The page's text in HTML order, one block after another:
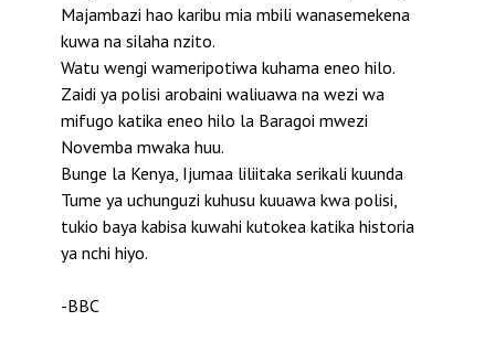
Majambazi hao karibu mia mbili wanasemekena
kuwa na silaha nzito.
Watu wengi wameripotiwa kuhama eneo hilo.
Zaidi ya polisi arobaini waliuawa na wezi wa
mifugo katika eneo hilo la Baragoi mwezi
Novemba mwaka huu.
Bunge la Kenya, Ijumaa liliitaka serikali kuunda
Tume ya uchunguzi kuhusu kuuawa kwa polisi,
tukio baya kabisa kuwahi kutokea katika historia
ya nchi hiyo.
-BBC